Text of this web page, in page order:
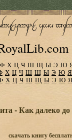
Ф Х Ц Ч Ш Щ Ы Э Ю
Х Ц Ч Ш Щ Ы Э Ю Я
Х Ц Ч Ш Щ Ы Э Ю Я
- Как далеко
скачать книгу